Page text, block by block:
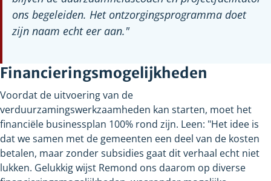
ons begeleiden. Het ontzorgingsprogramma doet
zijn naam echt eer aan."
Financieringsmogelijkheden
Voordat de uitvoering van de
verduurzamingswerkzaamheden kan starten, moet het
financiële businessplan 100% rond zijn. Leen: "Het idee is
dat we samen met de gemeenten een deel van de kosten
betalen, maar zonder subsidies gaat dit verhaal echt niet
lukken. Gelukkig wijst Remond ons daarom op diverse